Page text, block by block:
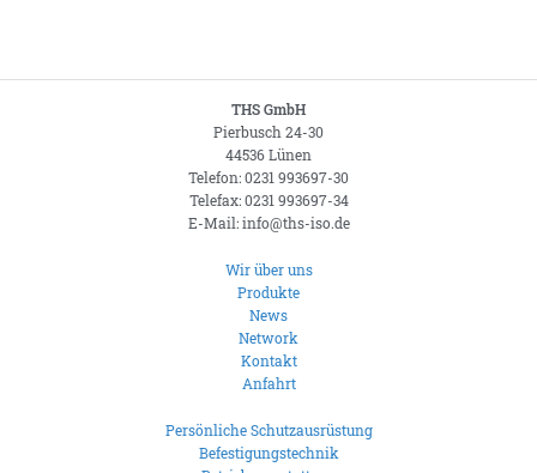
THS GmbH
Pierbusch 24-30
44536 Lünen
Telefon: 0231 993697-30
Telefax: 0231 993697-34
E-Mail: info@ths-iso.de
Wir über uns
Produkte
News
Network
Kontakt
Anfahrt
Persönliche Schutzausrüstung
Befestigungstechnik